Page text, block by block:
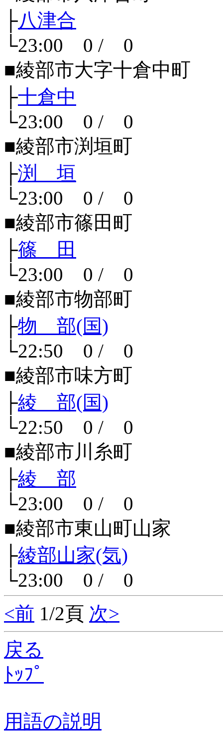
├八津合
└23:00 0 / 0
■綾部市大字十倉中町
├十倉中
└23:00 0 / 0
■綾部市渕垣町
├渕 垣
└23:00 0 / 0
■綾部市篠田町
├篠 田
└23:00 0 / 0
■綾部市物部町
├物 部(国)
└22:50 0 / 0
■綾部市味方町
├綾 部(国)
└22:50 0 / 0
■綾部市川糸町
├綾 部
└23:00 0 / 0
■綾部市東山町山家
├綾部山家(気)
└23:00 0 / 0
<前 1/2頁 次>
戻る
ﾄｯﾌﾟ
用語の説明